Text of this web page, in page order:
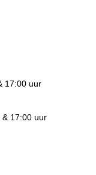
17:00 uur
& 17:00 uur